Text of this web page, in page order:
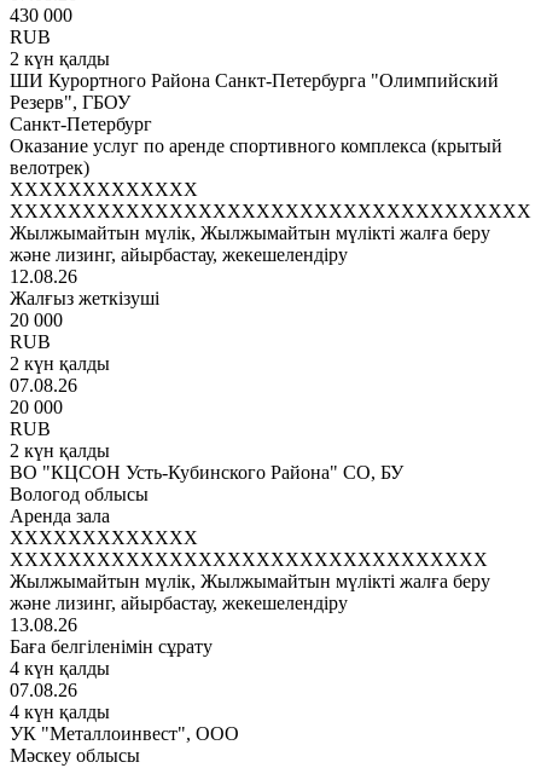
430 000
RUB
2 күн қалды
ШИ Курортного Района Санкт-Петербурга "Олимпийский
Резерв", ГБОУ
Санкт-Петербург
Оказание услуг по аренде спортивного комплекса (крытый
велотрек)
XXXXXXXXXXXXX
XXXXXXXXXXXXXXXXXXXXXXXXXXXXXXXXXXXX
Жылжымайтын мүлік, Жылжымайтын мүлікті жалға беру
және лизинг, айырбастау, жекешелендіру
12.08.26
Жалғыз жеткізуші
20 000
RUB
2 күн қалды
07.08.26
20 000
RUB
2 күн қалды
ВО "КЦСОН Усть-Кубинского Района" СО, БУ
Вологод облысы
Аренда зала
XXXXXXXXXXXXX
XXXXXXXXXXXXXXXXXXXXXXXXXXXXXXXXX
Жылжымайтын мүлік, Жылжымайтын мүлікті жалға беру
және лизинг, айырбастау, жекешелендіру
13.08.26
Баға белгіленімін сұрату
4 күн қалды
07.08.26
4 күн қалды
УК "Металлоинвест", ООО
Мәскеу облысы